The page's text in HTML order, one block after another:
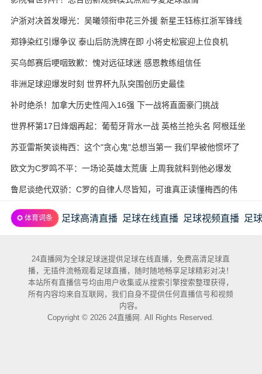
沪浙对决首发曝光：吴曦领衔申花三外援 新星王钰栋扛浙军锋线
郑铮染红引爆争议 泰山后防洗牌在即 小将史松宸迎上位良机
买乌郎赛后哽咽致歉：愧对远征球迷 感恩教练组信任
非洲足球迎爆发时刻 世界杯九队突围创历史最佳
补时绝杀！加拿大历史性闯入16强 下一战将直面豪门挑战
世界杯第17日烽烟再起：葡萄牙背水一战 英格兰抢头名 阿根廷坐
收渔利
苏亚雷斯笑谈梅西：这个"贪心鬼"总想当第一 我们早被他惯坏了
欧文为C罗鸣不平：一场论英雄太荒唐 上周我就料到他必爆发
鲁尼谈绝代双骄：C罗的自律人尽皆知，可谁真正读懂梅西的伟
✪ 体育词条 足球高清直播 足球在线直播 足球视频直播 足
24直播网为全球足球迷提供足球在线直播，免费高清足球直
播，无插件流畅观看足球直播，随时随地畅享足球精彩对决！
本站所有直播信号均由用户收集或从搜索引擎搜索整理获得，
所有内容均来自互联网，我们自身不提供任何直播信号和视频
内容。
Copyright © 2026 24直播网. All Rights Reserved.